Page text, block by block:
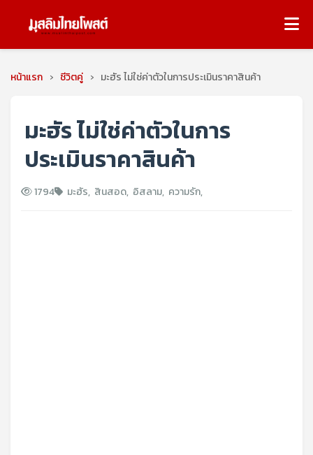
หน้าแรก › ชีวิตคู่ › มะฮัร ไม่ใช่ค่าตัวในการประเมินราคาสินค้า
มะฮัร ไม่ใช่ค่าตัวในการ
ประเมินราคาสินค้า
1794 มะฮัร, สินสอด, อิสลาม, ความรัก,